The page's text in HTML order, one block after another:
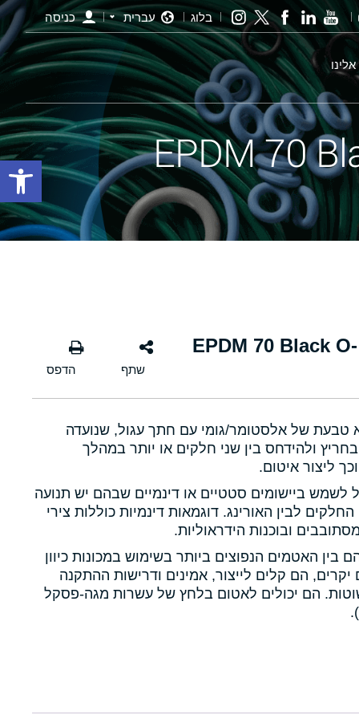
בלוג עברית כניסה
אורינג שחור - 25.00×6.00 EPDM 70 Black O-
טבעת של אלסטומר/גומי עם חתך עגול, שנועדה
ולהידחס בין שני חלקים או יותר במהלך
ליצור איטום.
לשמש ביישומים סטטיים או דינמיים שבהם יש תנועה
החלקים לבין האורינג. דוגמאות דינמיות כוללות צירי
ובוכנות הידראוליות.
בין האטמים הנפוצים ביותר בשימוש במכונות כיוון
הם קלים לייצור, אמינים ודרישות ההתקנה
הם יכולים לאטום בלחץ של עשרות מגה-פסקל
פתח